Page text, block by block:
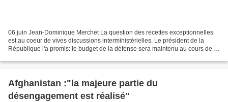
06 juin Jean-Dominique Merchet La question des recettes exceptionnelles
est au coeur de vives discussions interministérielles. Le président de la
République l'a promis: le budget de la défense sera maintenu au cours de la
Afghanistan :"la majeure partie du
désengagement est réalisé"